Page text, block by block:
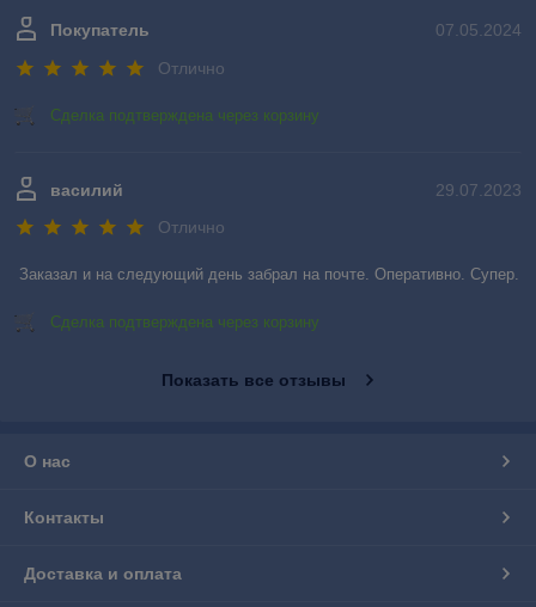
07.05.2024
Покупатель
Отлично
Сделка подтверждена через корзину
29.07.2023
василий
Отлично
Заказал и на следующий день забрал на почте. Оперативно. Супер.
Сделка подтверждена через корзину
Показать все отзывы
О нас
Контакты
Доставка и оплата